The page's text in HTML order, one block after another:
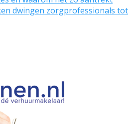
dwingen zorgprofessionals tot